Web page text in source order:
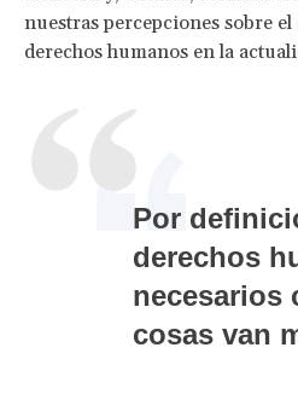
nuestras percepciones sobre
derechos humanos en la
Por
derechos
necesarios
cosas van